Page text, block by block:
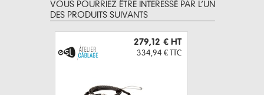
VOUS POURRIEZ ÊTRE INTERESSÉ PAR L’UN
DES PRODUITS SUIVANTS
279,12 € HT
334,94 € TTC